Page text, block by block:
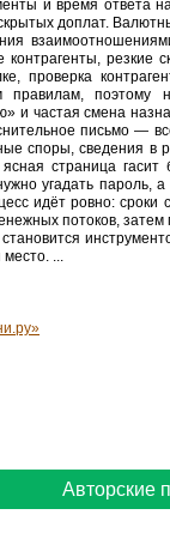
и время ответа
доплат.
резкие
проверка
правилам, поэтому
и частая смена
письмо —
споры, сведения в
страница гасит
угадать пароль,
идёт ровно: сроки
потоков,
становится
место. ...
Авторские